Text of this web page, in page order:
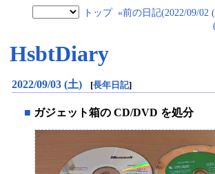
トップ «前の日記(2022/09/02
HsbtDiary
2022/09/03 (土) [長年日記]
■ ガジェット箱の CD/DVD を処分